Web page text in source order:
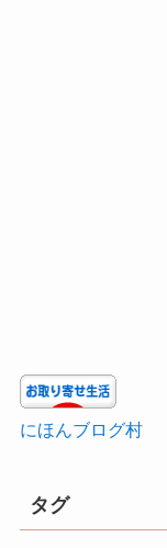
にほんブログ村
タグ